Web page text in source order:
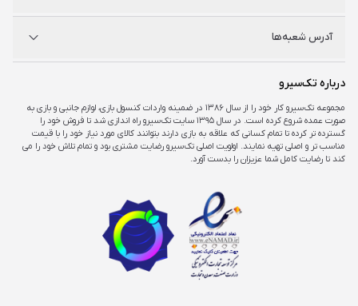
مجله خبری
راهنمای اکانت‌ها
شرایط و قوانین
آدرس شعبه‌ها
شعبه مرکزی
شعبه چارسو
تهران، خیابان جمهوری، تقاطع حافظ، پاساژ چارسو، طبقه منفی یک، پلاک A۴۸
شعبه اپال
درباره تک‌سیرو
مجموعه تک‌سیرو کار خود را از سال ۱۳۸۶ در ضمینه واردات کنسول بازی، لوازم جانبی و بازی به
صورت عمده شروع کرده است. در سال ۱۳۹۵ سایت تک‌سیرو راه اندازی شد تا فروش خود را
گسترده تر کرده تا تمام کسانی که علاقه به بازی دارند بتوانند کالای مورد نیاز خود را با قیمت
مناسب تر و اصلی تهیه نمایند. اولویت اصلی تک‌سیرو رضایت مشتری بود و تمام تلاش خود را می
کند تا رضایت کامل شما عزیزان را بدست آورد.